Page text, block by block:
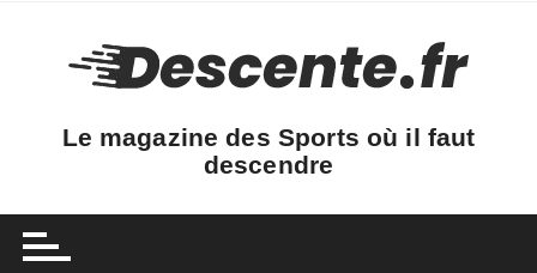
Le magazine des Sports où il faut
descendre